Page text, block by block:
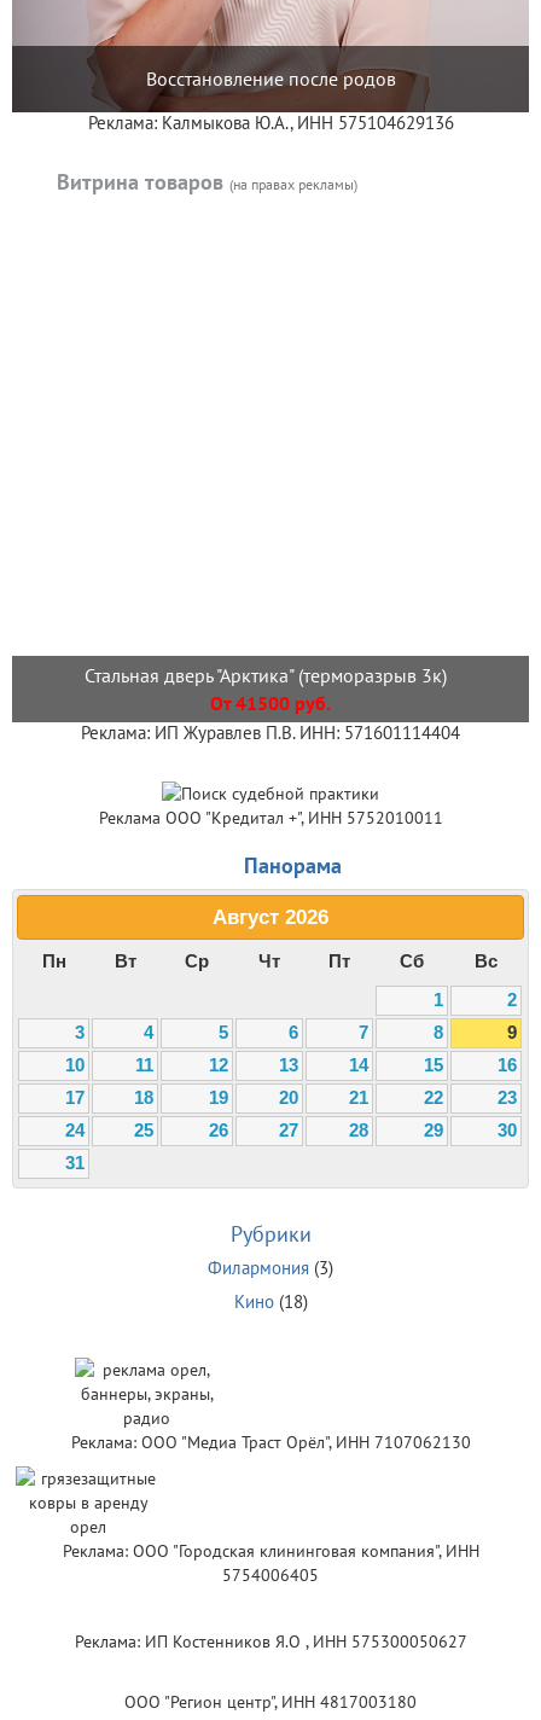
Восстановление после родов
Реклама: Калмыкова Ю.А., ИНН 575104629136
Витрина товаров (на правах рекламы)
Стальная дверь "Арктика" (терморазрыв 3к)
От 41500 руб.
Реклама: ИП Журавлев П.В. ИНН: 571601114404
Реклама ООО "Кредитал +", ИНН 5752010011
Панорама
Август 2026
Пн Вт Ср Чт Пт Сб
Вс
1
2
3
4 5 6 7 8
9
10
11 12 13 14 15
16
17
18 19 20 21 22
23
24
25 26 27 28 29
30
31
Рубрики
Филармония (3)
Кино(18)
Реклама: ООО "Медиа Траст Орёл", ИНН 7107062130
Реклама: ООО "Городская клининговая компания", ИНН
5754006405
Реклама: ИП Костенников Я.О , ИНН 575300050627
ООО "Регион центр", ИНН 4817003180